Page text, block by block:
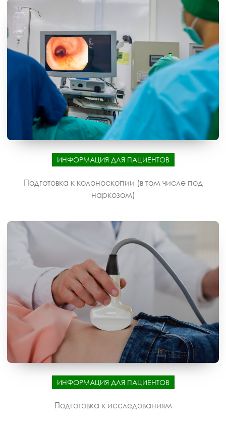
ИНФОРМАЦИЯ ДЛЯ ПАЦИЕНТОВ
Подготовка к колоноскопии (в том числе под
наркозом)
ИНФОРМАЦИЯ ДЛЯ ПАЦИЕНТОВ
Подготовка к исследованиям